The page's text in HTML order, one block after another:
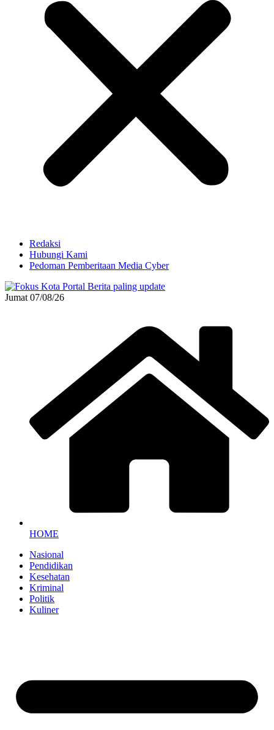
Redaksi
Hubungi Kami
Pedoman Pemberitaan Media Cyber
Jumat 07/08/26
HOME
Nasional
Pendidikan
Kesehatan
Kriminal
Politik
Kuliner